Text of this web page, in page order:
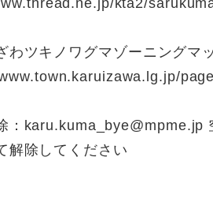
kta2/
わツキノワグマゾーニングマ
：karu.kuma_bye@mpme.jp
解除してください